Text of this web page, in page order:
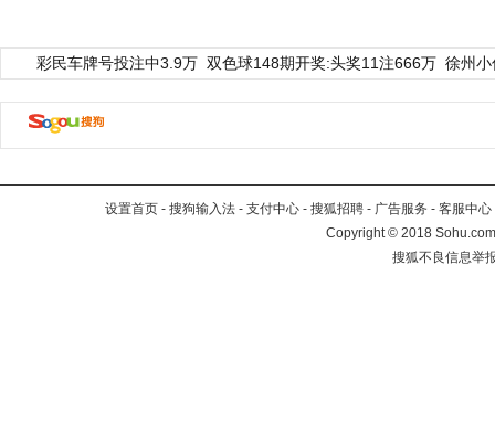
彩民车牌号投注中3.9万 双色球148期开奖:头奖11注666万 徐州
设置首页 - 搜狗输入法 - 支付中心 - 搜狐招聘 - 广告服务 - 客服中心
Copyright©2018
搜狐不良信息举